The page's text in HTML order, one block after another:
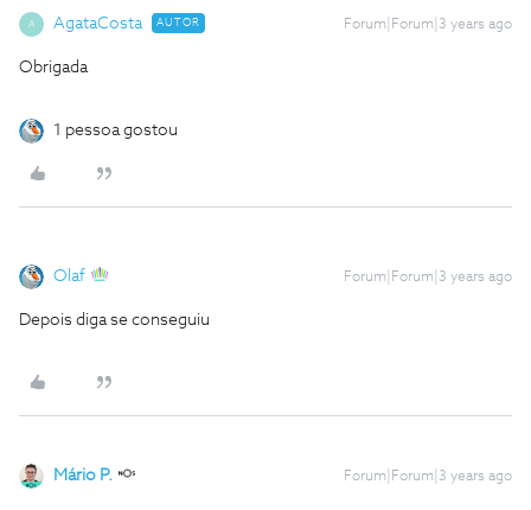
A AgataCosta AUTOR Forum|Forum|3 years ago
Obrigada
1 pessoa gostou
Olaf Forum|Forum|3 years ago
Depois diga se conseguiu
Mário P. Forum|Forum|3 years ago